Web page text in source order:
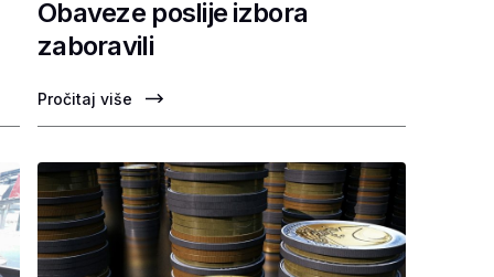
Obaveze poslije izbora
zaboravili
Pročitaj više